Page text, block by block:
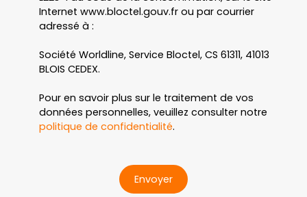
Internet www.bloctel.gouv.fr ou par courrier
adressé à :
Société Worldline, Service Bloctel, CS 61311, 41013
BLOIS CEDEX.
Pour en savoir plus sur le traitement de vos
données personnelles, veuillez consulter notre
politique de confidentialité.
Envoyer